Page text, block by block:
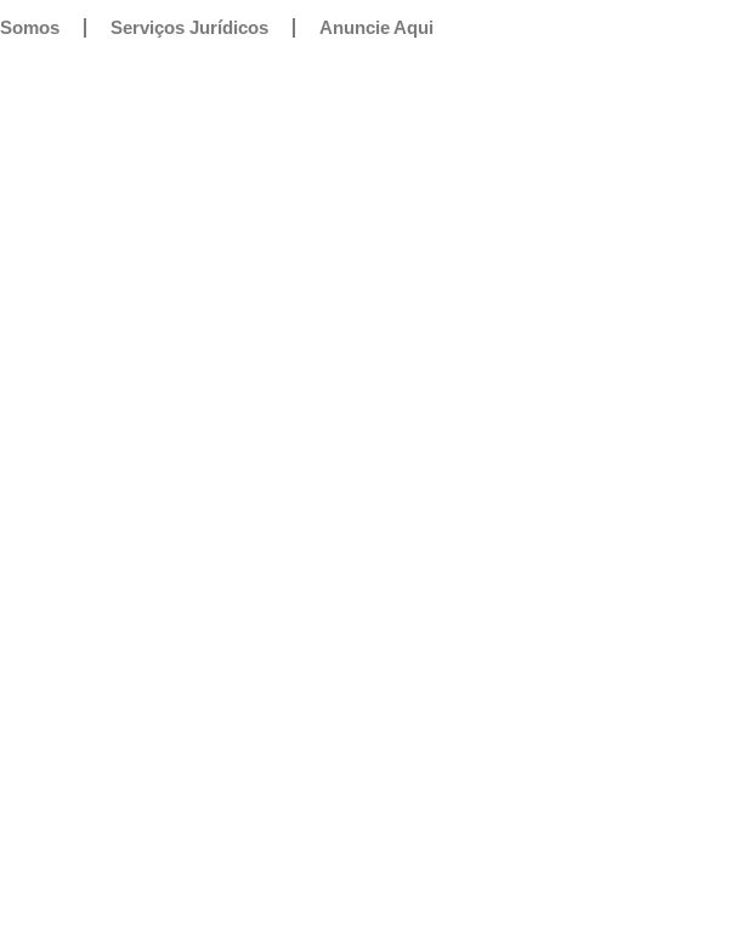
Serviços Jurídicos Anuncie Aqui